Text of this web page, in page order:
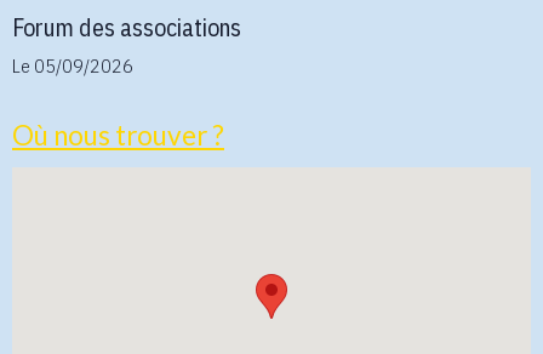
Forum des associations
Le 05/09/2026
Où nous trouver ?